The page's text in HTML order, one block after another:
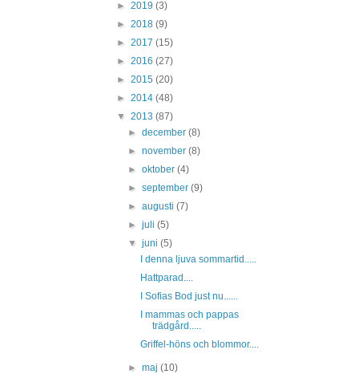
► 2019 (3)
► 2018 (9)
► 2017 (15)
► 2016 (27)
► 2015 (20)
► 2014 (48)
▼ 2013 (87)
►december(8)
►november(8)
►oktober(4)
►september(9)
►augusti(7)
►juli(5)
▼juni(5)
I denna ljuva sommartid.....
Hattparad....
I Sofias Bod just nu......
I mammas och pappas
trädgård.....
Griffel-höns och blommor....
►maj(10)